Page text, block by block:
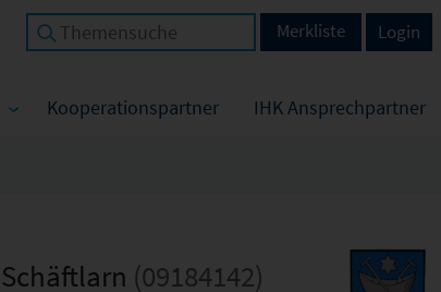
Kooperationspartner IHK Ansprechpartner
Login
Merkliste
Schäftlarn (09184142)